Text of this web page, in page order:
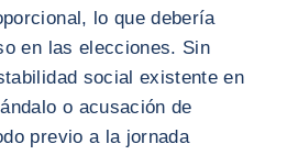
lo que debería
en las elecciones. Sin
social existente en
o acusación de
previo a la jornada